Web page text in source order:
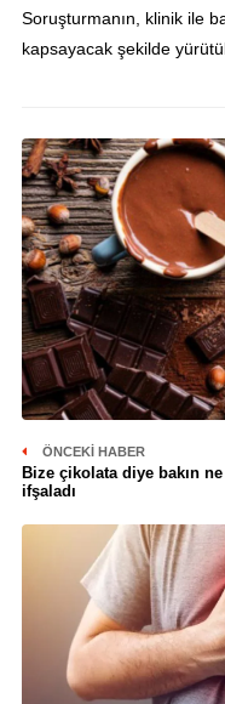
Soruşturmanın, klinik ile
kapsayacak şekilde
ÖNCEKI HABER
Bize çikolata diye bakın
ifşaladı